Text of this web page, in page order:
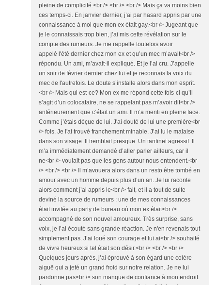
pleine de complicité.<br /> <br /> <br /> Mais ça va moins bien
ces temps-ci. En janvier dernier, j’ai par hasard appris par une
connaissance à moi que mon ex était gay.<br /> Jugeant que
je le connaissais trop bien, j’ai mis cette révélation sur le
compte des rumeurs. Je me rappelle toutefois avoir
appelé l'été dernier chez mon ex et qu’un mec m’avait<br />
répondu. Un ami, m’avait-il expliqué. Et je l’ai cru. J’appelle
un soir de février dernier chez lui et je reconnais la voix du
mec de l'autrefois. Le doute s’installe alors dans mon esprit.
<br /> Mais qui est-ce? Mon ex me répond cette fois-ci qu’il
s’agit d’un colocataire, ne se rappelant pas m’avoir dit<br />
antérieurement que c’était un ami. Il m’a menti en pleine face.
Comme j’étais déçue de lui. J'ai douté de lui une première<br
/> fois. Je l'ai trouvé franchement minable. J’ai lu le malaise
dans son visage. Il tremblait presque. Un tantinet agressif. Il
m’a immédiatement demandé d’aller parler ailleurs, car il
ne<br /> voulait pas que les gens autour nous entendent.<br
/> <br /> <br /> Il m’avouera alors dans un resto être tombé en
amour avec un homme depuis plus d’un an. Je lui raconte
alors comment j’ai appris le<br /> fait, et il a tout de suite
deviné la source de rumeurs : une de mes connaissances
était invitée au party de bureau où mon ex était<br />
accompagné de son nouvel amoureux. Très surprise, sans
voix, je l’ai écouté sans grande réaction. Je n'en revenais tout
simplement pas. J’ai loué son courage et lui ai<br /> souhaité
de vivre heureux si tel était son désir.<br /> <br /> <br />
Quelques jours après, j’ai éprouvé à son égard une colère
aiguë qui a jeté un grand froid sur notre relation. Je ne lui
pardonne pas<br /> son manque de confiance à mon endroit.